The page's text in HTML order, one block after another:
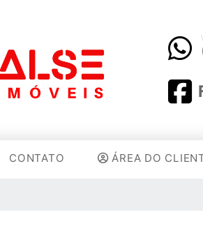
CONTATO ÁREA DO